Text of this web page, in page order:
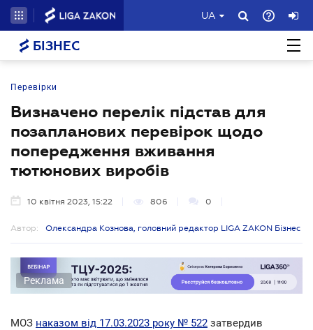
UA
БІЗНЕС
Перевірки
Визначено перелік підстав для
позапланових перевірок щодо
попередження вживання
тютюнових виробів
10 квітня 2023, 15:22 806 0
Автор: Олександра Кознова, головний редактор LIGA ZAKON Бізнес
Реклама
МОЗ наказом від 17.03.2023 року № 522 затвердив